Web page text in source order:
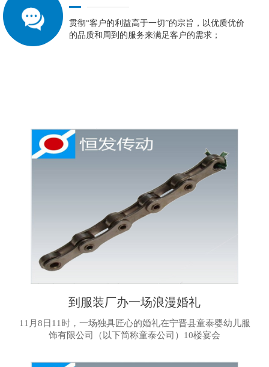
贯彻“客户的利益高于一切”的宗旨，以优质优价
的品质和周到的服务来满足客户的需求；
到服装厂办一场浪漫婚礼
11月8日11时，一场独具匠心的婚礼在宁晋县童泰婴幼儿服
饰有限公司（以下简称童泰公司）10楼宴会